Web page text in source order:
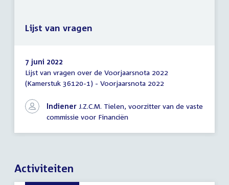
Lijst
van
7 juni 2022
Lijst van vragen over de Voorjaarsnota 2022
(Kamerstuk 36120-1) - Voorjaarsnota 2022
Indiener J.Z.C.M. Tielen, voorzitter van de vaste
commissie voor Financiën
Lijst van vragen
Activiteiten